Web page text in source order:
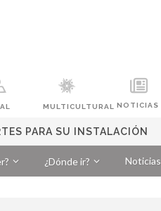
MULTICULTURAL NOTICIAS
PARA SU INSTALACIÓN
¿Dónde ir? Noticias